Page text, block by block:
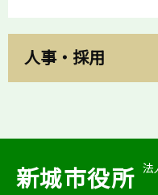
人事・採用
新城市役所 法